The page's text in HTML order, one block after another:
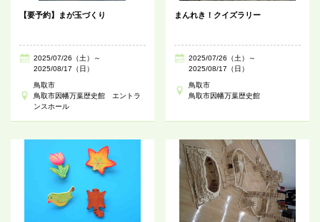
【要予約】まが玉づくり
2025/07/26（土）～
2025/08/17（日）
鳥取市
鳥取市因幡万葉歴史館 エントラ
ンスホール
まんれき！クイズラリー
2025/07/26（土）～
2025/08/17（日）
鳥取市
鳥取市因幡万葉歴史館